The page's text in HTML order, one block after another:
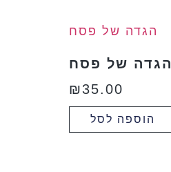
הגדה של פסח
₪35.00
הוספה לסל